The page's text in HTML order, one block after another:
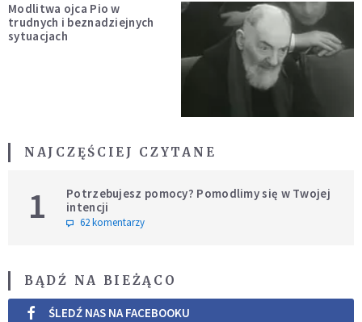
Modlitwa ojca Pio w
trudnych i beznadziejnych
sytuacjach
NAJCZĘŚCIEJ CZYTANE
1
Potrzebujesz pomocy? Pomodlimy się w Twojej
intencji
62 komentarzy
BĄDŹ NA BIEŻĄCO
ŚLEDŹ NAS NA FACEBOOKU